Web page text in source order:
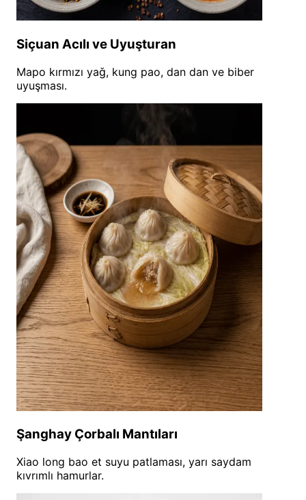
Siçuan Acılı ve Uyuşturan
Mapo kırmızı yağ, kung pao, dan dan ve biber
uyuşması.
Şanghay Çorbalı Mantıları
Xiao long bao et suyu patlaması, yarı saydam
kıvrımlı hamurlar.